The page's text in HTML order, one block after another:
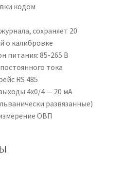
кодом
сохраняет 20
о калибровке
питания: 85-265 В
тока
RS 485
4х0/4 — 20 мА
развязанные)
ОВП